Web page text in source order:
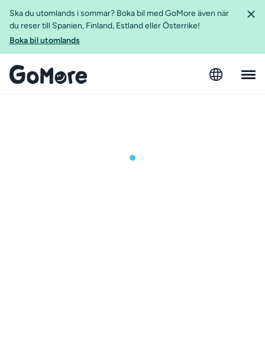
Ska du utomlands i sommar? Boka bil med GoMore även när
du reser till Spanien, Finland, Estland eller Österrike!
Boka bil utomlands